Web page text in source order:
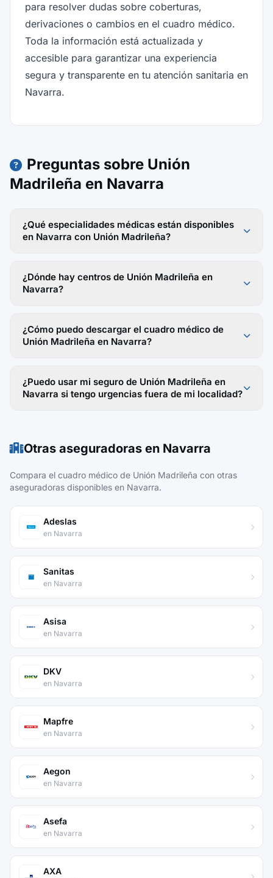
para resolver dudas sobre coberturas,
derivaciones o cambios en el cuadro médico.
Toda la información está actualizada y
accesible para garantizar una experiencia
segura y transparente en tu atención sanitaria en
Navarra.
Preguntas sobre Unión
Madrileña en Navarra
¿Qué especialidades médicas están disponibles
en Navarra con Unión Madrileña?
¿Dónde hay centros de Unión Madrileña en
Navarra?
¿Cómo puedo descargar el cuadro médico de
Unión Madrileña en Navarra?
¿Puedo usar mi seguro de Unión Madrileña en
Navarra si tengo urgencias fuera de mi localidad?
Otras aseguradoras en Navarra
Compara el cuadro médico de Unión Madrileña con otras
aseguradoras disponibles en Navarra.
Adeslas
en Navarra
Sanitas
en Navarra
Asisa
en Navarra
DKV
en Navarra
Mapfre
en Navarra
Aegon
en Navarra
Asefa
en Navarra
AXA